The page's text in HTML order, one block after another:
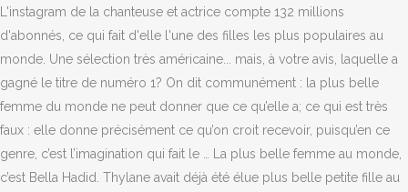
L'instagram de la chanteuse et actrice compte 132 millions
d'abonnés, ce qui fait d'elle l'une des filles les plus populaires au
monde. Une sélection très américaine... mais, à votre avis, laquelle a
gagné le titre de numéro 1? On dit communément : la plus belle
femme du monde ne peut donner que ce qu’elle a; ce qui est très
faux : elle donne précisément ce qu’on croit recevoir, puisqu’en ce
genre, c’est l’imagination qui fait le … La plus belle femme au monde,
c’est Bella Hadid. Thylane avait déjà été élue plus belle petite fille au